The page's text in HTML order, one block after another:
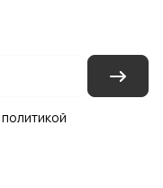
политикой